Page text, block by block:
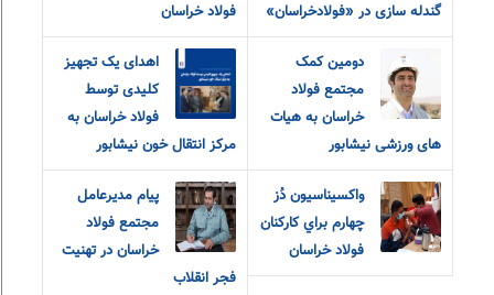
گندله سازی در «فولادخراسان»
فولاد خراسان
دومین کمک
مجتمع فولاد
خراسان به هیات
های ورزشی نیشابور
اهدای یک تجهیز
کلیدی توسط
فولاد خراسان به
مرکز انتقال خون نیشابور
واکسيناسيون دُز
چهارم براي کارکنان
فولاد خراسان
پیام مدیرعامل
مجتمع فولاد
خراسان در تهنیت
فجر انقلاب